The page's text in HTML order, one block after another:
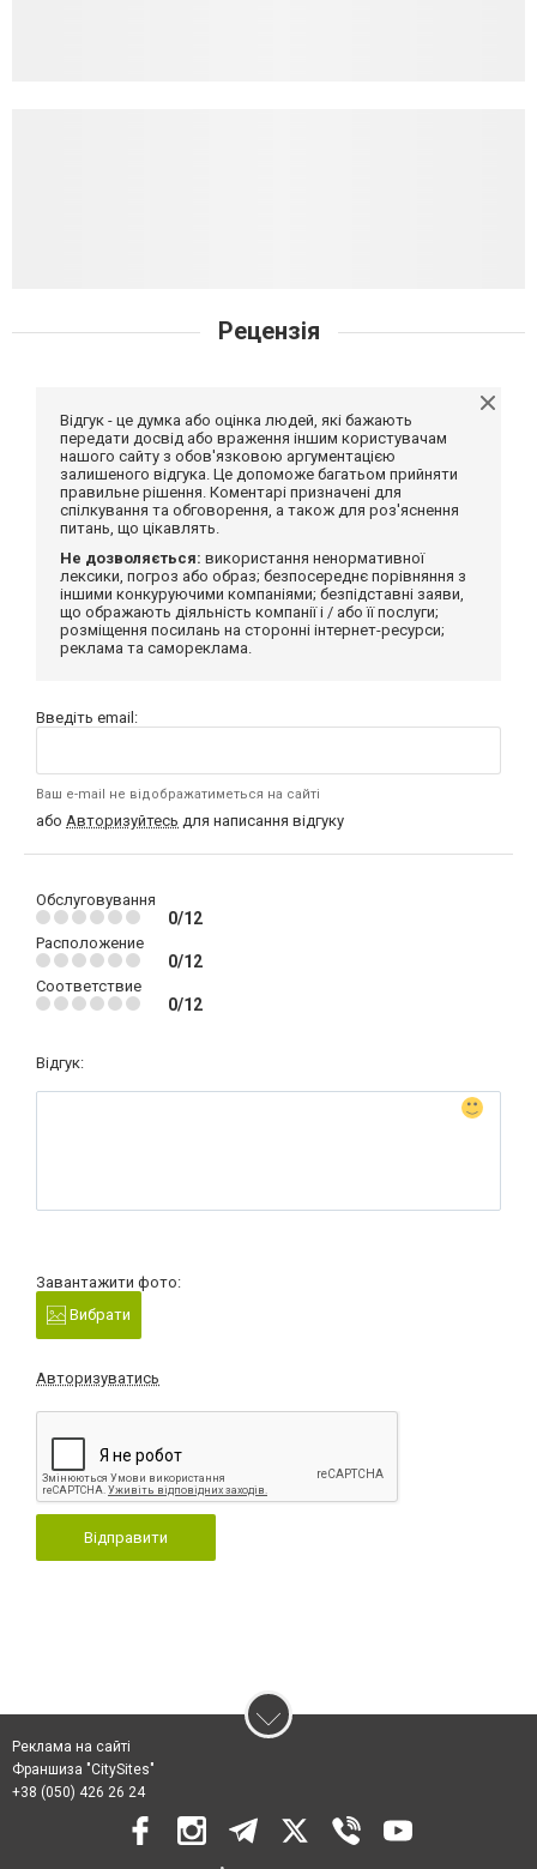
Рецензія
Відгук - це думка або оцінка людей, які бажають
передати досвід або враження іншим користувачам
нашого сайту з обов'язковою аргументацією
залишеного відгука. Це допоможе багатьом прийняти
правильне рішення. Коментарі призначені для
спілкування та обговорення, а також для роз'яснення
питань, що цікавлять.
Не дозволяється: використання ненормативної
лексики, погроз або образ; безпосереднє порівняння з
іншими конкуруючими компаніями; безпідставні заяви,
що ображають діяльність компанії і / або її послуги;
розміщення посилань на сторонні інтернет-ресурси;
реклама та самореклама.
Введіть email:
Ваш e-mail не відображатиметься на сайті
або Авторизуйтесь для написання відгуку
Обслуговування
0/12
Расположение
0/12
Соответствие
0/12
Відгук:
Завантажити фото:
Вибрати
Авторизуватись
Відправити
Реклама на сайті
Франшиза "CitySites"
+38 (050) 426 26 24